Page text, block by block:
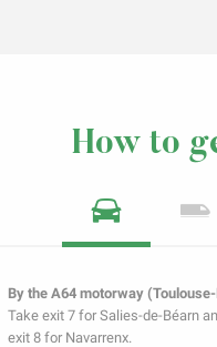
How to
By the A64 motorway
Take exit 7 for Salies-de-Béarn
exit 8 for Navarrenx.